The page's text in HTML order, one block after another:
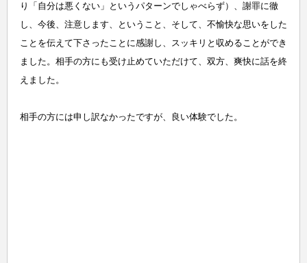
り「自分は悪くない」というパターンでしゃべらず）、謝罪に徹
し、今後、注意します、ということ、そして、 不愉快な思いをした
ことを伝えて下さったことに感謝し、 スッキリと収めることができ
ました。相手の方にも受け止めていただけて、双方、爽快に話を終
えました。
相手の方には申し訳なかったですが、良い体験でした。